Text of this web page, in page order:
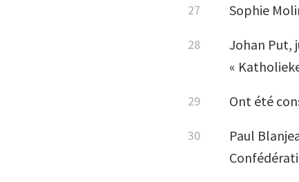
Sophie
Johan Put,
«
Ont été
Paul